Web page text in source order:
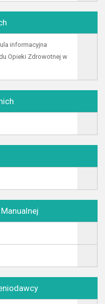
informacyjna
Opieki Zdrowotnej w